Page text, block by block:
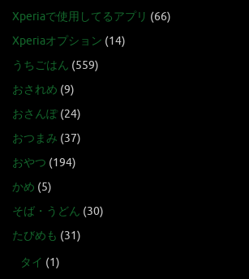
Xperiaで使用してるアプリ (66)
Xperiaオプション (14)
うちごはん (559)
おされめ (9)
おさんぽ(24)
おつまみ (37)
おやつ (194)
かめ (5)
そば・うどん (30)
たびめも (31)
タイ (1)